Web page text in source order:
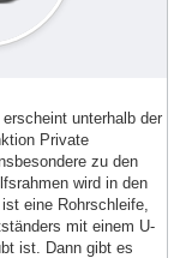
unterhalb der
Private
zu den
wird in den
eine Rohrschleife,
mit einem U-
ist. Dann gibt es